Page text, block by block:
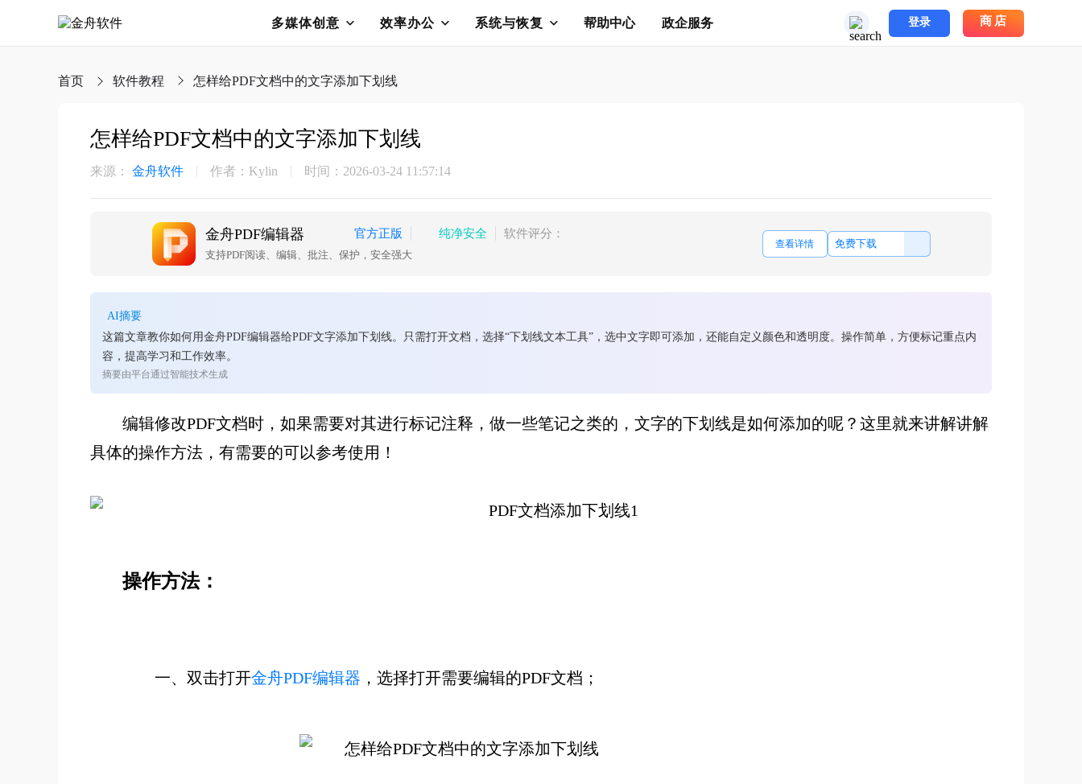
多媒体创意 效率办公 系统与恢复 帮助中心 政企服务 登录 商店
首页 软件教程 怎样给PDF文档中的文字添加下划线
怎样给PDF文档中的文字添加下划线
来源： 金舟软件 作者：Kylin 时间：2026-03-24 11:57:14
金舟PDF编辑器 官方正版 纯净安全 软件评分：
支持PDF阅读、编辑、批注、保护，安全强大
查看详情 免费下载
AI摘要
这篇文章教你如何用金舟PDF编辑器给PDF文字添加下划线。只需打开文档，选择“下划线文本工具”，选中文字即可添加，还能自定义颜色和透明度。操作简单，方便标记重点内
容，提高学习和工作效率。
摘要由平台通过智能技术生成
编辑修改PDF文档时，如果需要对其进行标记注释，做一些笔记之类的，文字的下划线是如何添加的呢？这里就来讲解讲解
具体的操作方法，有需要的可以参考使用！
操作方法：
一、双击打开金舟PDF编辑器 ，选择打开需要编辑的PDF文档；